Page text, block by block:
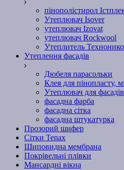
пінополістирол
Утеплювач Isover
утеплювач Izovat
утеплювач Rockwool
Утеплитель
Утеплення фасадів
Дюбеля парасольки
Клея для пінопласту,
Утеплювач для фасадів
фасадна фарба
фасадна сітка
фасадна штукатурка
Прозорий шифер
Сітки Tenax
Шиповидна мембрана
Покрівельні плівки
Мансардні вікна